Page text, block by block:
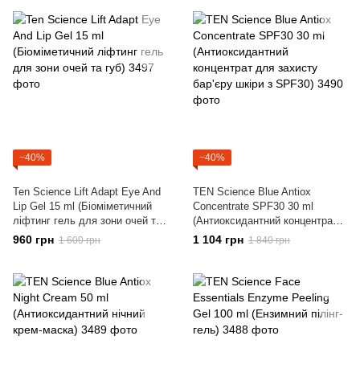
−40%
Ten Science Lift Adapt Eye And
Lip Gel 15 ml (Біоміметичний
ліфтинг гель для зони очей та
губ)
960 грн 1 600 грн
−40%
TEN Science Blue Antiox
Concentrate SPF30 30 ml
(Антиоксидантний концентрат
для захисту бар'єру шкіри з
1 104 грн 1 840 грн